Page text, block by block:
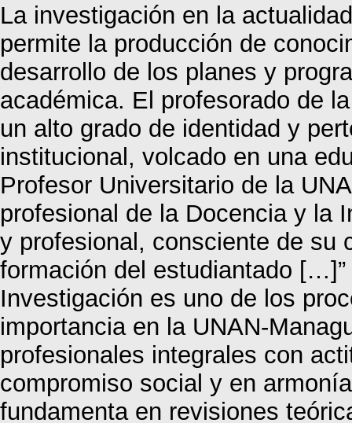
La investigación en la
permite la producción de
desarrollo de los planes y
académica. El profesorado de
un alto grado de identidad y
institucional, volcado en una
Profesor Universitario de la
profesional de la Docencia y la
y profesional, consciente de su
formación del estudiantado
Investigación es uno de los
importancia en la UNAN-
profesionales integrales con
compromiso social y en
fundamenta en revisiones